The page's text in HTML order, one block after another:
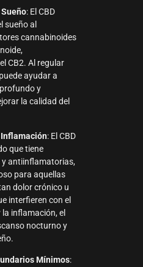
: El CBD
sueño al
cannabinoides
CB2. Al regular
ayudar a
y
la calidad del
: El CBD
que tiene
y antiinflamatorias,
para aquellas
dolor crónico u
interfieren con el
inflamación, el
nocturno y
Mínimos: